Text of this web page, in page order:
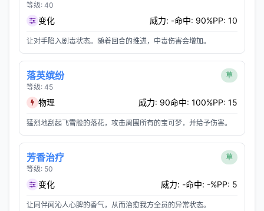
等级: 40
变化 威力: -命中: 90%PP: 10
让对手陷入剧毒状态。随着回合的推进，中毒伤害会增加。
落英缤纷
等级: 45
草
物理 威力: 90命中: 100%PP: 15
猛烈地刮起飞雪般的落花，攻击周围所有的宝可梦，并给予伤害。
芳香治疗
等级: 50
草
变化 威力: -命中: -%PP: 5
让同伴闻沁人心脾的香气，从而治愈我方全员的异常状态。